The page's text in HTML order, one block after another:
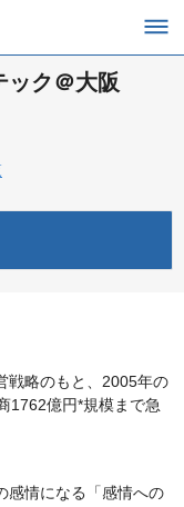
ック＠大阪
戦略のもと、2005年の
1762億円*規模まで急
感情になる「感情への